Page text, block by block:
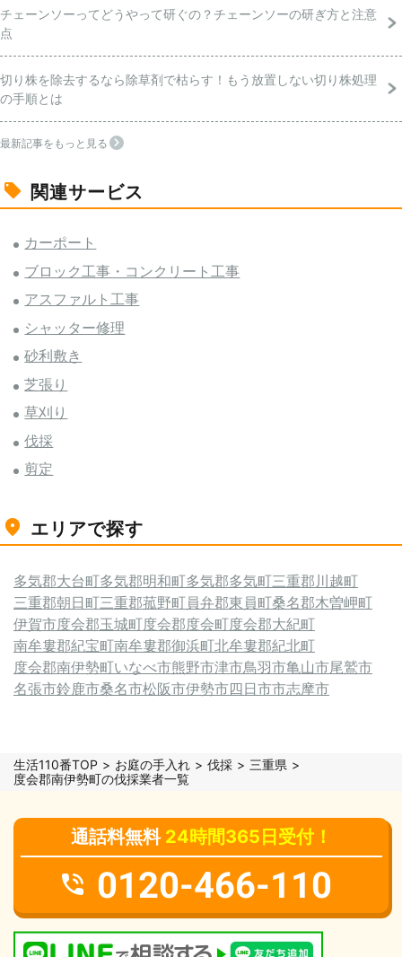
チェーンソーってどうやって研ぐの？チェーンソーの研ぎ方と注意
点
切り株を除去するなら除草剤で枯らす！もう放置しない切り株処理
の手順とは
最新記事をもっと見る
関連サービス
カーポート
ブロック工事・コンクリート工事
アスファルト工事
シャッター修理
砂利敷き
芝張り
草刈り
伐採
剪定
エリアで探す
多気郡大台町多気郡明和町多気郡多気町三重郡川越町
三重郡朝日町三重郡菰野町員弁郡東員町桑名郡木曽岬町
伊賀市度会郡玉城町度会郡度会町度会郡大紀町
南牟婁郡紀宝町南牟婁郡御浜町北牟婁郡紀北町
度会郡南伊勢町いなべ市熊野市津市鳥羽市亀山市尾鷲市
名張市鈴鹿市桑名市松阪市伊勢市四日市市志摩市
生活110番TOP お庭の手入れ 伐採
三重県
度会郡南伊勢町の伐採業者一覧
通話料無料 24時間365日受付！
0120-466-110